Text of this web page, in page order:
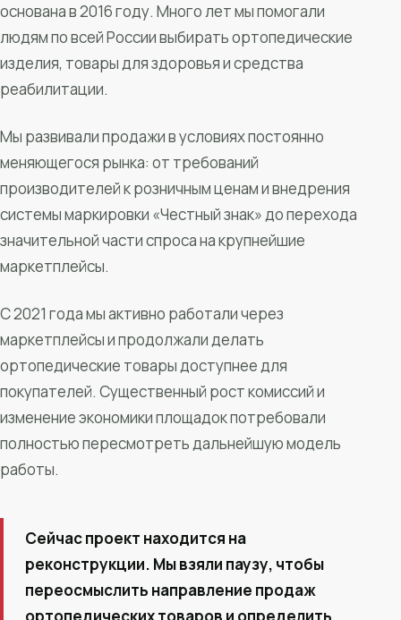
основана в 2016 году. Много лет мы помогали
людям по всей России выбирать ортопедические
изделия, товары для здоровья и средства
реабилитации.
Мы развивали продажи в условиях постоянно
меняющегося рынка: от требований
производителей к розничным ценам и внедрения
системы маркировки «Честный знак» до перехода
значительной части спроса на крупнейшие
маркетплейсы.
С 2021 года мы активно работали через
маркетплейсы и продолжали делать
ортопедические товары доступнее для
покупателей. Существенный рост комиссий и
изменение экономики площадок потребовали
полностью пересмотреть дальнейшую модель
работы.
Сейчас проект находится на
реконструкции. Мы взяли паузу, чтобы
переосмыслить направление продаж